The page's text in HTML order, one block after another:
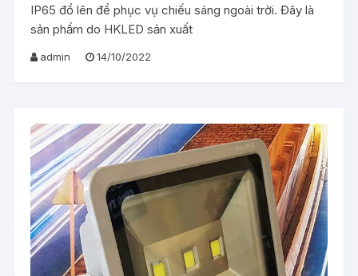
IP65 đổ lên để phục vụ chiếu sáng ngoài trời. Đây là
sản phẩm do HKLED sản xuất
admin 14/10/2022